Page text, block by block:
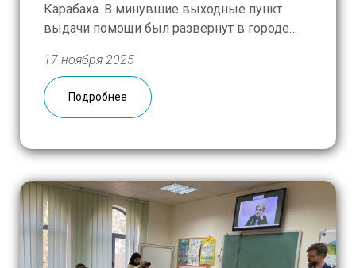
Карабаха. В минувшие выходные пункт
выдачи помощи был развернут в городе
всей Армавирской области. В течение двух
дней люди получили 300 гуманитарных
наборов с продовольствием и средствами
личной гигиены, 50 семей с маленькими
17 ноября 2025
Подробнее